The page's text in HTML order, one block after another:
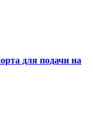
для подачи на